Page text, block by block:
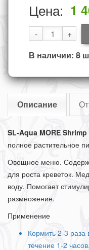
Цена: 1
- +
В наличии: 8
Описание
SL-Aqua MORE
полное растительное
Овощное меню.
для роста креветок.
воду. Помогает
размножение.
Применение
Кормить 2-3 раза
течение 1-2 часов.